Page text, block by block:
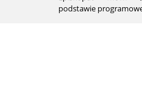
podstawie